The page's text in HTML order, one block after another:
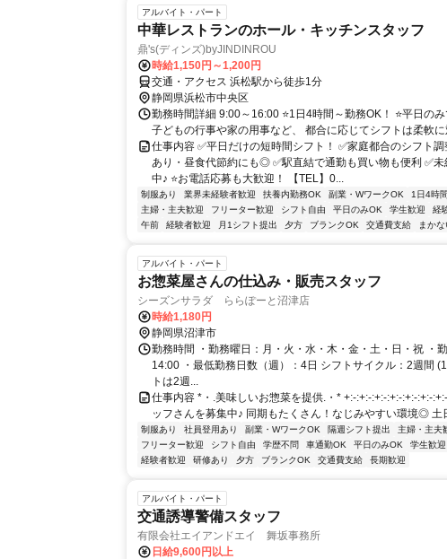
アルバイト・パート
中華レストランのホール・キッチンスタッフ
鼎's(ディンズ)byJINDINROU
時給1,150円～1,200円
交通・アクセス 浜松駅から徒歩1分
静岡県浜松市中央区
勤務時間詳細 9:00～16:00 ⭐1日4時間～勤務OK！ ⭐平日の
子どもの行事や家の用事など、 都合に応じてシフトは柔軟に
仕事内容 ✅平日だけの短時間シフト！ ✅家庭都合のシフト
あり・昼食代節約にも◎ ✅駅直結で通勤も買い物も便利 ✅
中♪ ⭐お電話応募も大歓迎！ 【TEL】0...
制服あり 業界未経験者歓迎 扶養内勤務OK 副業・WワークOK 1日4時
主婦・主夫歓迎
フリーター歓迎 シフト自由 平日のみOK 学生歓迎 経
午前
経験者歓迎 月1シフト提出 夕方 ブランクOK 交通費支給 まかな
アルバイト・パート
お惣菜屋さんの仕込み・販売スタッフ
シーズンサラダ ららぽーと沼津店
時給1,180円
静岡県沼津市
勤務時間 ・勤務曜日：月・火・水・木・金・土・日・祝 ・
14:00 ・最低勤務日数（週）：4日 シフトサイクル：2週間
トは2週...
仕事内容 *・.美味しいお惣菜を提供.・* +:-:+:-:+:-:+:-:+:-:+:-
ッフさんを募集中♪ 同期もたくさん！なじみやすい環境◎ 土
制服あり 社員登用あり 副業・WワークOK 隔週シフト提出 主婦・主夫
フリーター歓迎
シフト自由 学歴不問 車通勤OK 平日のみOK 学生歓迎
経験者歓迎
研修あり 夕方 ブランクOK 交通費支給 長期歓迎
アルバイト・パート
交通誘導警備スタッフ
有限会社エイアンドエイ 舞坂事務所
日給9,600円以上